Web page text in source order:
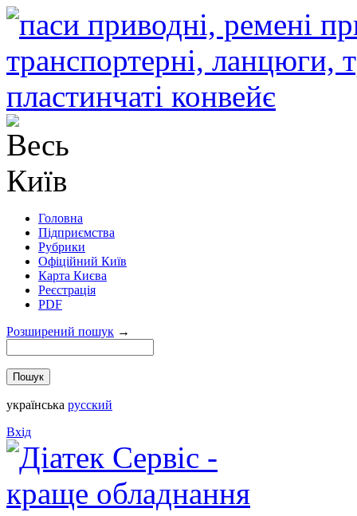
Головна
Підприємства
Рубрики
Офіційний Київ
Карта Києва
Реєстрація
PDF
Розширений пошук →
українська русский
Вхід